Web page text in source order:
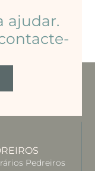
ajudar.
Pedreiros